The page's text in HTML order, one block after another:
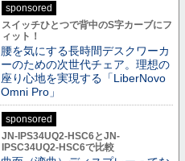
sponsored
スイッチひとつで背中のS字カーブにフ
ィット！
腰を気にする長時間デスクワーカ
ーのための次世代チェア。理想の
座り心地を実現する「LiberNovo
Omni Pro」
sponsored
JN-IPS34UQ2-HSC6とJN-
IPSC34UQ2-HSC6で比較